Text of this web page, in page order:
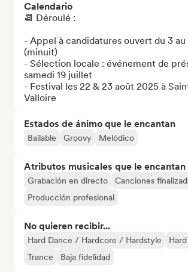
Calendario
📆 Déroulé :
- Appel à candidatures ouvert du 3
(minuit)
- Sélection locale : événement de
samedi 19 juillet
- Festival les 22 & 23 août 2025 à
Valloire
Estados de ánimo que le encantan
Bailable Groovy Melódico
Atributos musicales que le encantan
Grabación en directo
Canciones
Producción profesional
No quieren recibir...
Hard Dance / Hardcore / Hardstyle
Trance
Baja fidelidad